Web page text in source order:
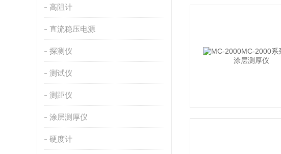
高阻计
直流稳压电源
探测仪
测试仪
测距仪
涂层测厚仪
硬度计